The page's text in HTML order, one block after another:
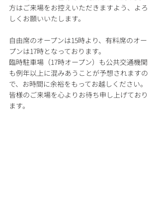
方はご来場をお控えいただきますよう、よろ
しくお願いいたします。
自由席のオープンは15時より、有料席のオー
プンは17時となっております。
臨時駐車場（17時オープン）も公共交通機関
も例年以上に混みあうことが予想されますの
で、お時間に余裕をもってお越しください。
皆様のご来場を心よりお待ち申し上げており
ます。